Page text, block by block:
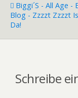
Biggi´s - All Age -
Blog - Zzzzt Zzzzt
Da!
Schreibe